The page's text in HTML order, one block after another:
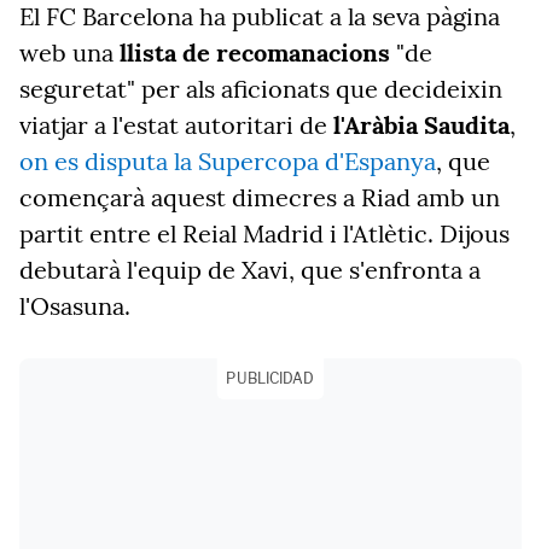
El FC Barcelona ha publicat a la seva pàgina
web una llista de recomanacions "de
seguretat" per als aficionats que decideixin
viatjar a l'estat autoritari de l'Aràbia Saudita,
on es disputa la Supercopa d'Espanya, que
començarà aquest dimecres a Riad amb un
partit entre el Reial Madrid i l'Atlètic. Dijous
debutarà l'equip de Xavi, que s'enfronta a
l'Osasuna.
PUBLICIDAD